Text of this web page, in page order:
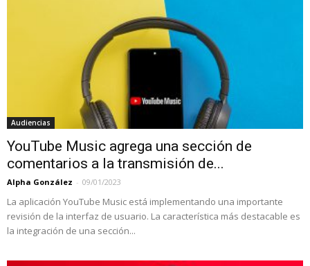
Audiencias
YouTube Music agrega una sección de
comentarios a la transmisión de...
Alpha González - 09/01/2023
La aplicación YouTube Music está implementando una importante
revisión de la interfaz de usuario. La característica más destacable es
la integración de una sección...